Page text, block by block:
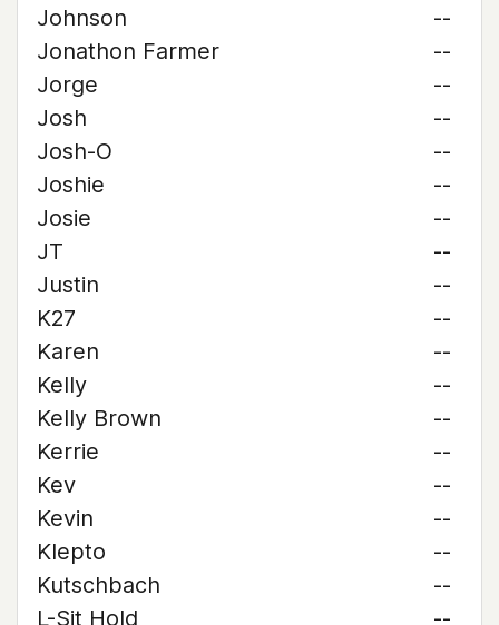
Johnson
--
Jonathon Farmer
--
Jorge
--
Josh
--
Josh-O
--
Joshie
--
Josie
--
JT
--
Justin
--
K27
--
Karen
--
Kelly
--
Kelly Brown
--
Kerrie
--
Kev
--
Kevin
--
Klepto
--
Kutschbach
--
L-Sit Hold
--